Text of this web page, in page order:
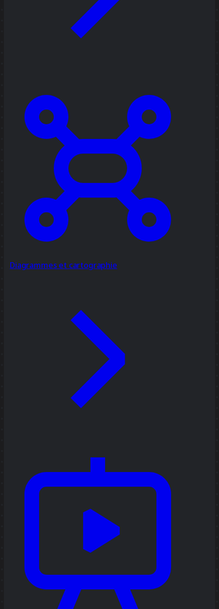
Diagrammes et cartographie